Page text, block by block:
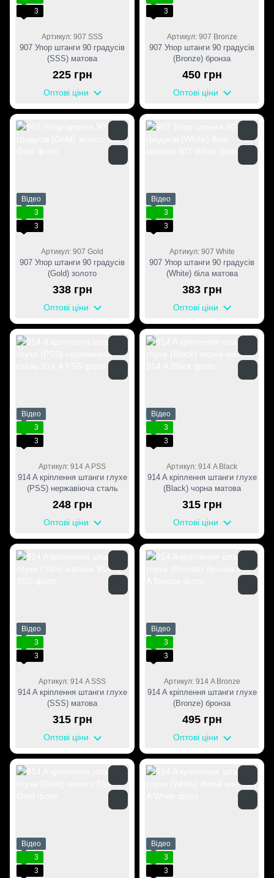
3
Артикул: 907 SSS
907 Упор штанги 90 градусів
(SSS) матова
225 грн
Оптові ціни
3
Артикул: 907 Bronze
907 Упор штанги 90 градусів
(Bronze) бронза
450 грн
Оптові ціни
Відео
3
3
Артикул: 907 Gold
907 Упор штанги 90 градусів
(Gold) золото
338 грн
Оптові ціни
Відео
3
3
Артикул: 907 White
907 Упор штанги 90 градусів
(White) біла матова
383 грн
Оптові ціни
Відео
3
3
Артикул: 914 A PSS
914 A кріплення штанги глухе
(PSS) нержавіюча сталь
248 грн
Оптові ціни
Відео
3
3
Артикул: 914 A Black
914 A кріплення штанги глухе
(Black) чорна матова
315 грн
Оптові ціни
Відео
3
3
Артикул: 914 A SSS
914 A кріплення штанги глухе
(SSS) матова
315 грн
Оптові ціни
Відео
3
3
Артикул: 914 A Bronze
914 A кріплення штанги глухе
(Bronze) бронза
495 грн
Оптові ціни
Відео
3
3
Відео
3
3